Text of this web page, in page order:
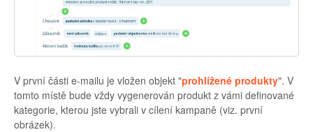
V první části e-mailu je vložen objekt "prohlížené produkty". V
tomto místě bude vždy vygenerován produkt z vámi definované
kategorie, kterou jste vybrali v cílení kampaně (viz. první
obrázek).